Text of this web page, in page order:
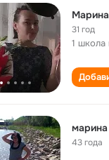
31 год
1 школа
43 года